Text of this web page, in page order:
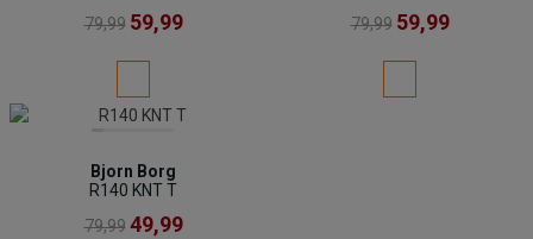
79,99 59,99
79,99 59,99
Bjorn Borg
R140 KNT T
79,99 49,99